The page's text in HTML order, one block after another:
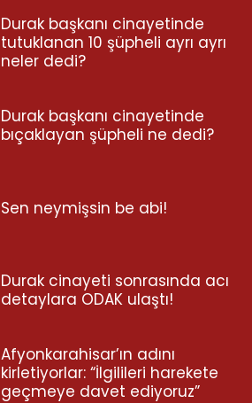
Durak başkanı cinayetinde
tutuklanan 10 şüpheli ayrı ayrı
neler dedi?
Durak başkanı cinayetinde
bıçaklayan şüpheli ne dedi?
Sen neymişsin be abi!
Durak cinayeti sonrasında acı
detaylara ODAK ulaştı!
Afyonkarahisar’ın adını
kirletiyorlar: “İlgilileri harekete
geçmeye davet ediyoruz”